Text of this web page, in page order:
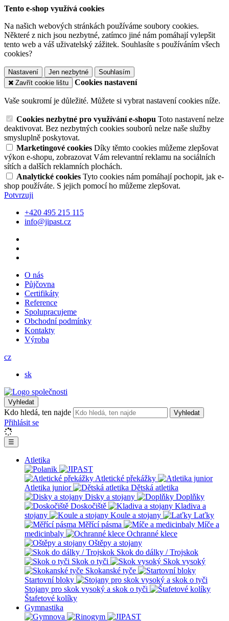
Tento e-shop využívá cookies
Na našich webových stránkách používáme soubory cookies.
Některé z nich jsou nezbytné, zatímco jiné nám pomáhají vylepšit
tento web a váš uživatelský zážitek. Souhlasíte s používáním všech
cookies?
Nastavení Jen nezbytné
Souhlasím
Zavřít cookie lištu
Cookies nastavení
Vaše soukromí je důležité. Můžete si vybrat nastavení cookies níže.
Cookies nezbytné pro využívání e-shopu Toto nastavení nelze
deaktivovat. Bez nezbytných cookies souborů nelze naše služby
smysluplně poskytovat.
Marketingové cookies Díky těmto cookies můžeme zlepšovat
výkon e-shopu, zobrazovat Vám relevantní reklamu na sociálních
sítích a dalších reklamních plochách.
Analytické cookies Tyto cookies nám pomáhají pochopit, jak e-
shop používáte. S jejich pomocí ho můžeme zlepšovat.
Potvrzuji
+420 495 215 115
info@jipast.cz
O nás
Půjčovna
Certifikáty
Reference
Spolupracujeme
Obchodní podmínky
Kontakty
Výroba
cz
sk
Vyhledat
Kdo hledá, ten najde Vyhledat
Přihlásit se
☰
Atletika
Atletické překážky
Atletika junior
Dětská atletika
Disky a stojany
Doplňky
Doskočiště
Kladiva a
stojany
Koule a stojany
Laťky
Měřící pásma
Míče a
medicinbaly
Ochranné klece
Oštěpy a stojany
Skok do dálky / Trojskok
Skok o tyči
Skok vysoký
Skokanské tyče
Startovní bloky
Stojany pro skok vysoký a skok o tyči
Štafetové kolíky
Gymnastika